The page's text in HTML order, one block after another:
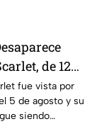
de 12
búsqueda
Veracruz
fue vista por
5 de agosto y su
siendo